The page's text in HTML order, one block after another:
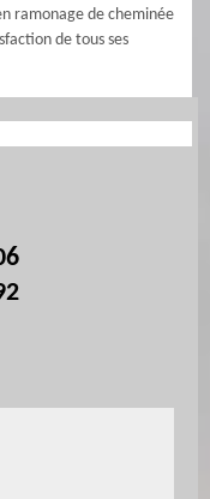
ramonage de cheminée
de tous ses